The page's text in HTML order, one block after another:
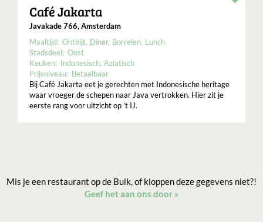
Café Jakarta
Javakade 766, Amsterdam
Maaltijd: Ontbijt Diner Borrelen Lunch
Stadsdeel: Oost
Keuken: Indonesisch Aziatisch
Prijsniveau: Betaalbaar
Bij Café Jakarta eet je gerechten met Indonesische heritage
waar vroeger de schepen naar Java vertrokken. Hier zit je
eerste rang voor uitzicht op ’t IJ.
Mis je een restaurant op de Buik, of kloppen deze gegevens niet?!
Geef het aan ons door »